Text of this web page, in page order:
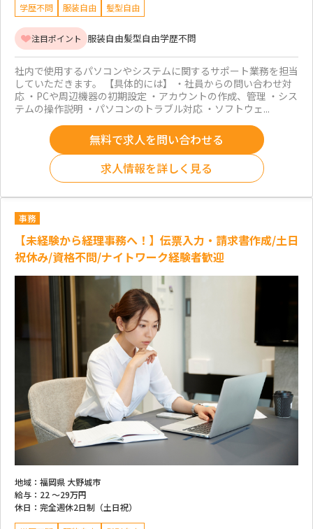
学歴不問 服装自由 髪型自由
注目ポイント 服装自由髪型自由学歴不問
社内で使用するパソコンやシステムに関するサポート業務を担当
していただきます。 【具体的には】 ・社員からの問い合わせ対
応 ・PCや周辺機器の初期設定 ・アカウントの作成、管理 ・シス
テムの操作説明 ・パソコンのトラブル対応 ・ソフトウェ...
無料で求人を問い合わせる
求人情報を詳しく見る
事務
【未経験から経理事務へ！】伝票入力・請求書作成/土日
祝休み/資格不問/ナイトワーク経験者歓迎
地域： 福岡県 大野城市
給与： 22 ～29万円
休日： 完全週休2日制（土日祝）